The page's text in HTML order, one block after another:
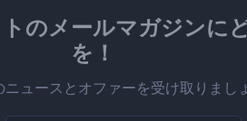
のメールマガジンに
を！
ュースとオファーを受け取りまし